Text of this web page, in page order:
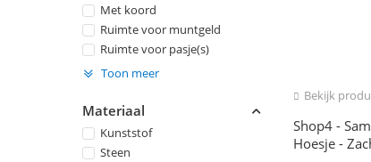
Met koord
Ruimte voor muntgeld
Ruimte voor pasje(s)
Toon meer
Materiaal
Kunststof
Steen
Bekijk
Shop4 -
Hoesje -